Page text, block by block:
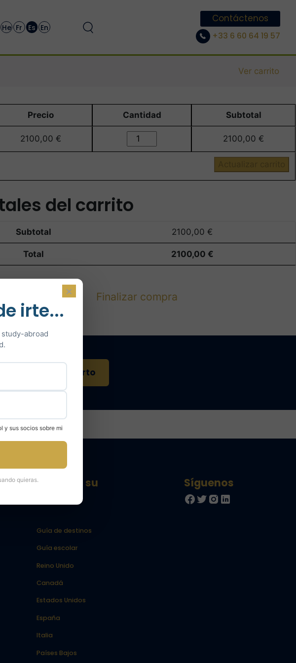
He Fr Es En
Contáctenos
+33 6 60 64 19 57
Ver carrito
Precio Cantidad Subtotal
2100,00 € 30h de préparation au TOEFL cantidad
2100,00 €
del carrito
Subtotal 2100,00€
Total 2100,00 €
Finalizar compra
Hable con un experto
Preparar su
Guía de destinos
Guía escolar
Reino Unido
Canadá
Estados Unidos
España
Italia
Países Bajos
×
irte...
abroad
y sus socios sobre mi
quieras.